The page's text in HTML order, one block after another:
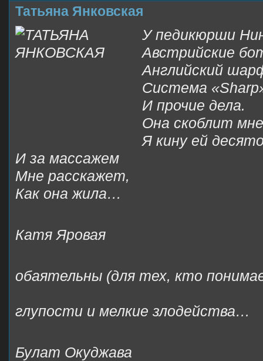
Татьяна Янковская
У педикюрши
Австрийские
Английский
Система
И прочие дела.
Она скоблит
Я кину ей
И за массажем
Мне расскажет,
Как она жила…
Катя Яровая
обаятельны (для тех, кто
глупости и мелкие злодейства…
Булат Окуджава